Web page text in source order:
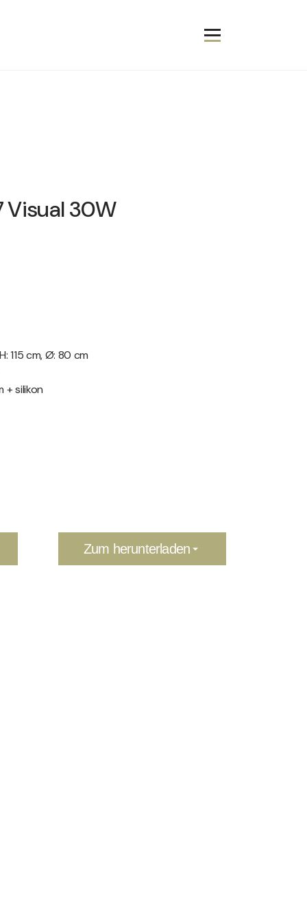
30W
115 cm, Ø: 80 cm
+ silikon
Zum herunterladen